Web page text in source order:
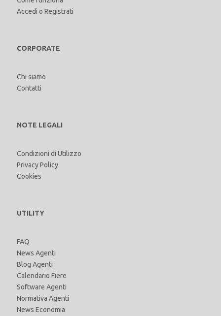
Accedi o Registrati
CORPORATE
Chi siamo
Contatti
NOTE LEGALI
Condizioni di Utilizzo
Privacy Policy
Cookies
UTILITY
FAQ
News Agenti
Blog Agenti
Calendario Fiere
Software Agenti
Normativa Agenti
News Economia